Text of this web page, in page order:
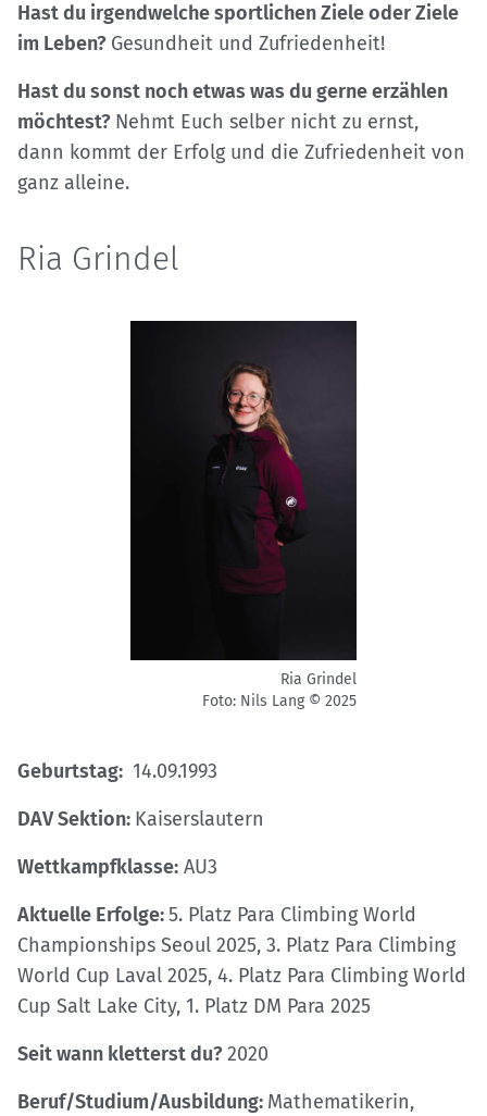
Hast du irgendwelche sportlichen Ziele oder Ziele
im Leben? Gesundheit und Zufriedenheit!
Hast du sonst noch etwas was du gerne erzählen
möchtest? Nehmt Euch selber nicht zu ernst,
dann kommt der Erfolg und die Zufriedenheit von
ganz alleine.
Ria Grindel
Ria Grindel
Foto: Nils Lang © 2025
Geburtstag: 14.09.1993
DAV Sektion: Kaiserslautern
Wettkampfklasse: AU3
Aktuelle Erfolge:5. Platz Para Climbing World
Championships Seoul 2025, 3. Platz Para Climbing
World Cup Laval 2025, 4. Platz Para Climbing World
Cup Salt Lake City, 1. Platz DM Para 2025
Seit wann kletterst du?2020
Beruf/Studium/Ausbildung: Mathematikerin,